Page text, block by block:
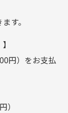
す。
円）をお支払
）